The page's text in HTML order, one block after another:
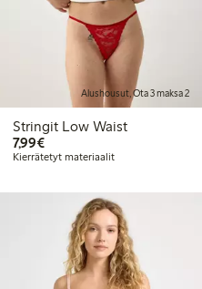
Alushousut, Ota 3 maksa 2
Stringit Low Waist
7,99€7,99 €
Kierrätetyt materiaalit